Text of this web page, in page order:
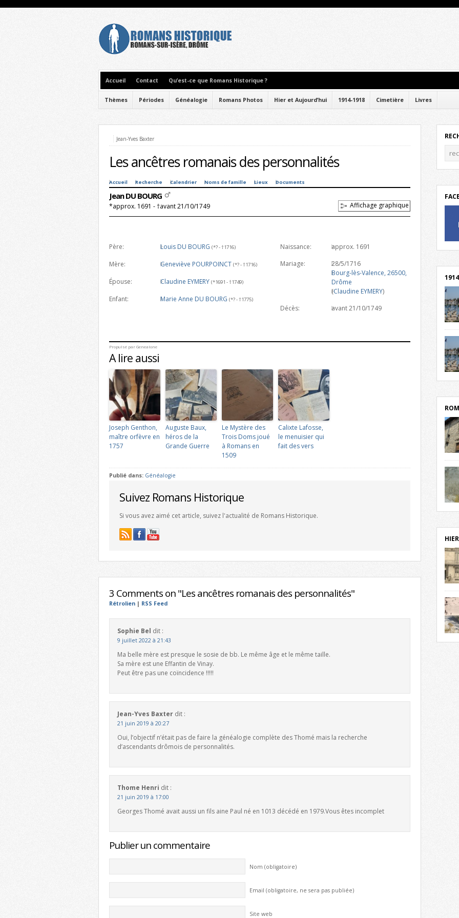
Accueil Contact Qu’est-ce que Romans Historique ?
Thèmes Périodes Généalogie Romans Photos Hier et Aujourd’hui 1914-1918 Cimetière Livres
Jean-Yves Baxter
Les ancêtres romanais des personnalités
Accueil Recherche Calendrier Noms de famille Lieux Documents
Jean DU BOURG
*approx. 1691 - †avant 21/10/1749 Affichage graphique
Père: Louis DU BOURG (*? - †1716)
Mère: Geneviève POURPOINCT (*? - †1716)
Épouse: Claudine EYMERY (*1691 - †1749)
Enfant: Marie Anne DU BOURG (*? - †1775)
Naissance:
approx. 1691
Mariage:
28/5/1716
Bourg-lès-Valence, 26500,
Drôme
(Claudine EYMERY)
Décès:
avant 21/10/1749
Propulsé par Genealone
A lire aussi
Joseph Genthon,
maître orfèvre en
1757
Auguste Baux,
héros de la
Grande Guerre
Le Mystère des
Trois Doms joué
à Romans en
1509
Calixte Lafosse,
le menuisier qui
fait des vers
Publié dans: Généalogie
Suivez Romans Historique
Si vous avez aimé cet article, suivez l'actualité de Romans Historique.
3 Comments on "Les ancêtres romanais des personnalités"
Rétrolien | RSS Feed
Sophie Bel dit :
9 juillet 2022 à 21:43
Ma belle mère est presque le sosie de bb. Le même âge et le même taille.
Sa mère est une Effantin de Vinay.
Peut être pas une coïncidence !!!!!
Jean-Yves Baxter dit :
21 juin 2019 à 20:27
Oui, l’objectif n’était pas de faire la généalogie complète des Thomé mais la recherche
d’ascendants drômois de personnalités.
Thome Henri dit :
21 juin 2019 à 17:00
Georges Thomé avait aussi un fils aine Paul né en 1013 décédé en 1979.Vous êtes incomplet
Publier un commentaire
Nom (obligatoire)
Email (obligatoire, ne sera pas publiée)
Site web
par